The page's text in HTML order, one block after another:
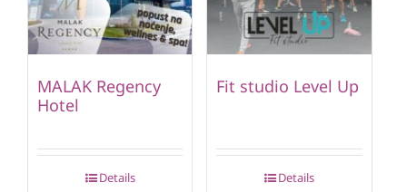
MALAK Regency
Hotel
Details
Fit studio Level Up
Details